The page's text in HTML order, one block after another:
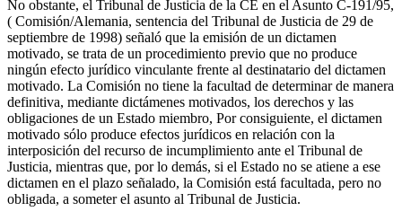
No obstante, el Tribunal de Justicia de la CE en el Asunto C-191/95,
( Comisión/Alemania, sentencia del Tribunal de Justicia de 29 de
septiembre de 1998) señaló que la emisión de un dictamen
motivado, se trata de un procedimiento previo que no produce
ningún efecto jurídico vinculante frente al destinatario del dictamen
motivado. La Comisión no tiene la facultad de determinar de manera
definitiva, mediante dictámenes motivados, los derechos y las
obligaciones de un Estado miembro, Por consiguiente, el dictamen
motivado sólo produce efectos jurídicos en relación con la
interposición del recurso de incumplimiento ante el Tribunal de
Justicia, mientras que, por lo demás, si el Estado no se atiene a ese
dictamen en el plazo señalado, la Comisión está facultada, pero no
obligada, a someter el asunto al Tribunal de Justicia.